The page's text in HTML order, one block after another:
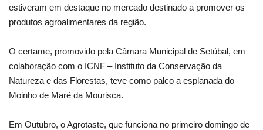
estiveram em destaque no mercado destinado a promover os
produtos agroalimentares da região.
O certame, promovido pela Câmara Municipal de Setúbal, em
colaboração com o ICNF – Instituto da Conservação da
Natureza e das Florestas, teve como palco a esplanada do
Moinho de Maré da Mourisca.
Em Outubro, o Agrotaste, que funciona no primeiro domingo de